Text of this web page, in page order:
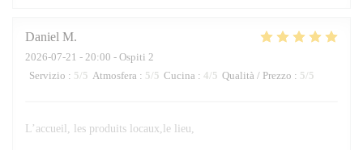
Daniel M
2026-07-21 - 20:00 - Ospiti 2
Servizio : 5/5 Atmosfera : 5/5 Cucina : 4/5 Qualità / Prezzo : 5/5
L’accueil, les produits locaux,le lieu,